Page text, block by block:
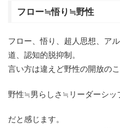
フロー≒悟り≒野性
フロー、悟り、超人思想、ア
道、認知的脱抑制。
言い方は違えど野性の開放の
野性≒男らしさ≒リーダーシッ
だと感じます。